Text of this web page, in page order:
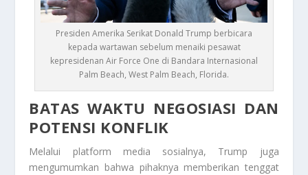
Presiden Amerika Serikat Donald Trump berbicara
kepada wartawan sebelum menaiki pesawat
kepresidenan Air Force One di Bandara Internasional
Palm Beach, West Palm Beach, Florida.
BATAS WAKTU NEGOSIASI DAN
POTENSI KONFLIK
Melalui platform media sosialnya, Trump juga
mengumumkan bahwa pihaknya memberikan tenggat